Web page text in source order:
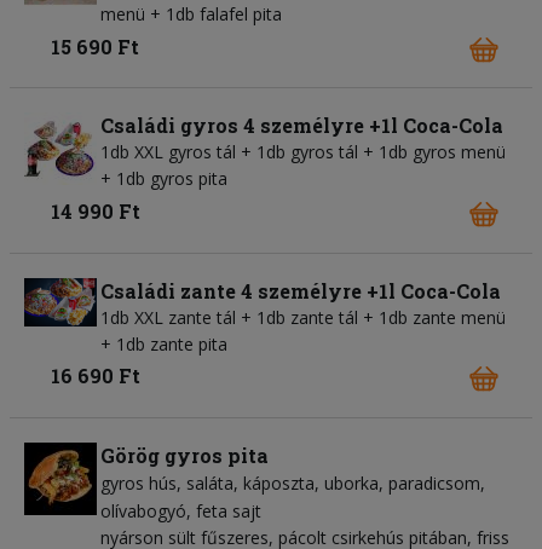
menü + 1db falafel pita
15 690 Ft
Családi gyros 4 személyre +1l Coca-Cola
1db XXL gyros tál + 1db gyros tál + 1db gyros menü
+ 1db gyros pita
14 990 Ft
Családi zante 4 személyre +1l Coca-Cola
1db XXL zante tál + 1db zante tál + 1db zante menü
+ 1db zante pita
16 690 Ft
Görög gyros pita
gyros hús saláta káposzta uborka paradicsom
olívabogyó feta sajt
nyárson sült fűszeres, pácolt csirkehús pitában, friss